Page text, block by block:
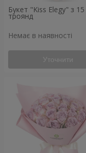
Букет "Kiss Elegy" з 15
троянд
Немає в наявності
Уточнити